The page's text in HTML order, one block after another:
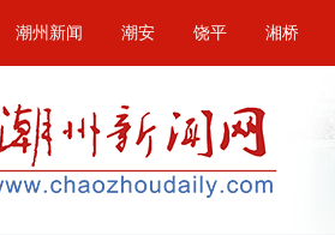
潮州新闻 潮安 饶平 湘桥